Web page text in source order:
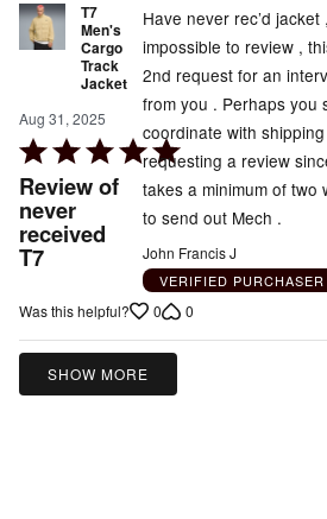
T7
Men's
Cargo
Track
Jacket
Aug 31, 2025
Rated
5
out
of
5
Review of
never
received
T7
Have never rec’d jacket
impossible to review ,
2nd request for an
from you . Perhaps you
coordinate with
requesting a review
takes a minimum of two
to send out Mech .
John Francis J
VERIFIED PURCHASER
Was this helpful? 0 0
SHOW MORE